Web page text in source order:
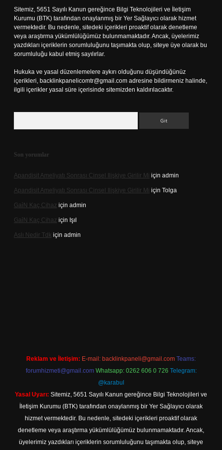
Sitemiz, 5651 Sayılı Kanun gereğince Bilgi Teknolojileri ve İletişim
Kurumu (BTK) tarafından onaylanmış bir Yer Sağlayıcı olarak hizmet
vermektedir. Bu nedenle, sitedeki içerikleri proaktif olarak denetleme
veya araştırma yükümlülüğümüz bulunmamaktadır. Ancak, üyelerimiz
yazdıkları içeriklerin sorumluluğunu taşımakta olup, siteye üye olarak bu
sorumluluğu kabul etmiş sayılırlar.
Hukuka ve yasal düzenlemelere aykırı olduğunu düşündüğünüz
içerikleri, backlinkpanelicomtr@gmail.com adresine bildirmeniz halinde,
ilgili içerikler yasal süre içerisinde sitemizden kaldırılacaktır.
Son yorumlar
Apandisit Ameliyatı Sonrası Cinsel Ilişkiye Girilir Mi için admin
Apandisit Ameliyatı Sonrası Cinsel Ilişkiye Girilir Mi için Tolga
Gai̇N Kaç Cihaz için admin
Gai̇N Kaç Cihaz için Işıl
Aslı Nedir Tdk için admin
Reklam ve İletişim: E-mail: backlinkpaneli@gmail.com Teams:
forumhizmeti@gmail.com Whatsapp: 0262 606 0 726 Telegram:
@karabul
Yasal Uyarı: Sitemiz, 5651 Sayılı Kanun gereğince Bilgi Teknolojileri ve
İletişim Kurumu (BTK) tarafından onaylanmış bir Yer Sağlayıcı olarak
hizmet vermektedir. Bu nedenle, sitedeki içerikleri proaktif olarak
denetleme veya araştırma yükümlülüğümüz bulunmamaktadır. Ancak,
üyelerimiz yazdıkları içeriklerin sorumluluğunu taşımakta olup, siteye